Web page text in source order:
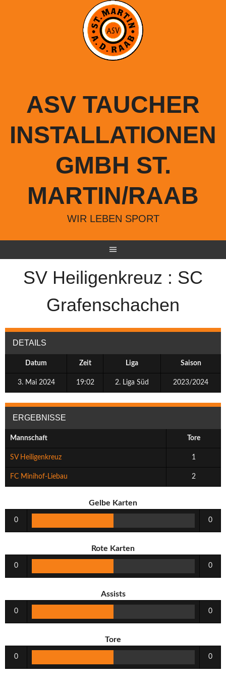
ASV TAUCHER
INSTALLATIONEN
GMBH ST.
MARTIN/RAAB
WIR LEBEN SPORT
SV Heiligenkreuz : SC
Grafenschachen
DETAILS
Datum Zeit Liga Saison
3. Mai 2024 19:02 2. Liga Süd 2023/2024
ERGEBNISSE
Mannschaft Tore
SV Heiligenkreuz 1
FC Minihof-Liebau 2
Gelbe Karten
0 0
Rote Karten
0 0
Assists
0 0
Tore
0 0